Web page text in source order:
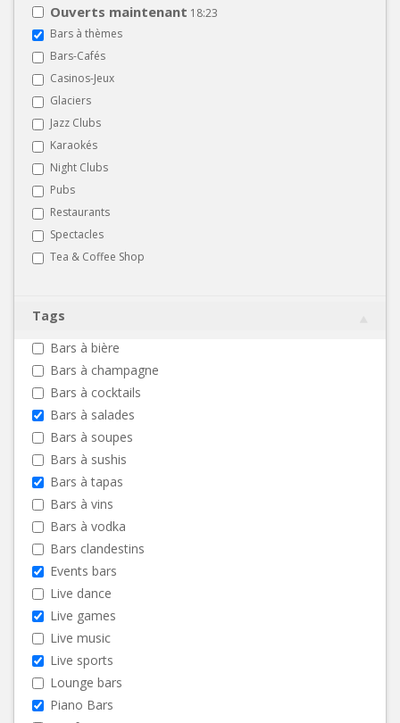
Ouverts maintenant 18:23
Bars à thèmes
Bars-Cafés
Casinos-Jeux
Glaciers
Jazz Clubs
Karaokés
Night Clubs
Pubs
Restaurants
Spectacles
Tea & Coffee Shop
Tags
Bars à bière
Bars à champagne
Bars à cocktails
Bars à salades
Bars à soupes
Bars à sushis
Bars à tapas
Bars à vins
Bars à vodka
Bars clandestins
Events bars
Live dance
Live games
Live music
Live sports
Lounge bars
Piano Bars